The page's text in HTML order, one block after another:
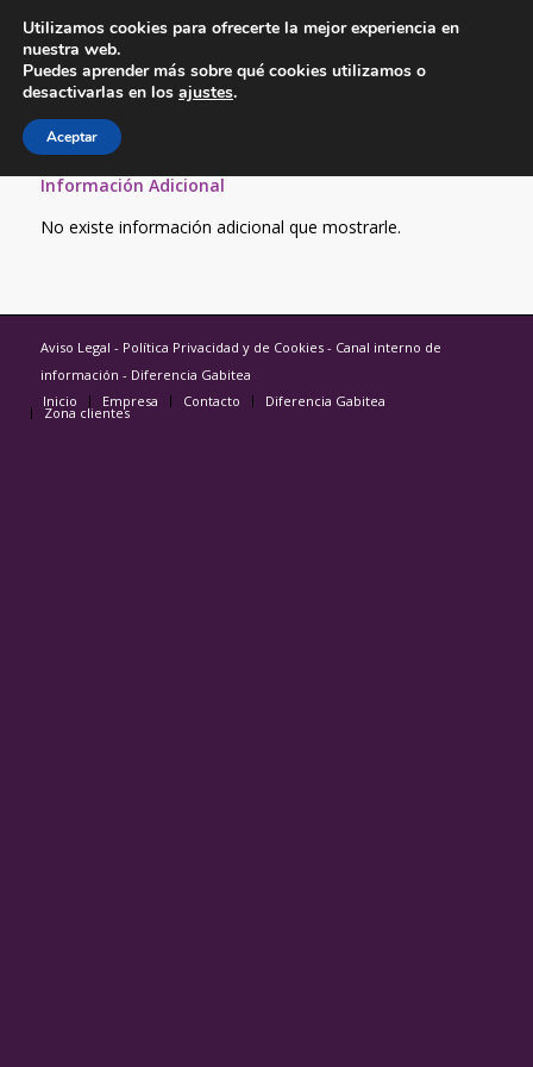
Información Adicional
No existe información adicional que mostrarle.
Aviso Legal - Política Privacidad y de Cookies- Canal interno de
información - Diferencia Gabitea
Inicio
Empresa Contacto Diferencia Gabitea
Zona clientes
Utilizamos cookies para ofrecerte la mejor experiencia en
nuestra web.
Puedes aprender más sobre qué cookies utilizamos o
desactivarlas en los ajustes.
Aceptar